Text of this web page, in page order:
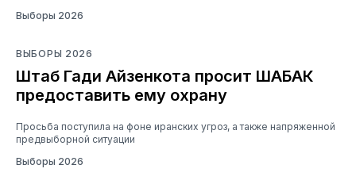
Выборы 2026
ВЫБОРЫ 2026
Штаб Гади Айзенкота просит ШАБАК
предоставить ему охрану
Просьба поступила на фоне иранских угроз, а также напряженной
предвыборной ситуации
Выборы 2026